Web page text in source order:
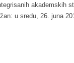
akademskih
u sredu, 26. juna